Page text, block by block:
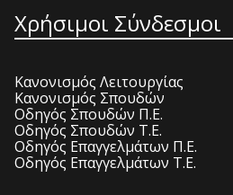
Χρήσιμοι Σύνδεσμοι
Κανονισμός Λειτουργίας
Κανονισμός Σπουδών
Οδηγός Σπουδών Π.Ε.
Οδηγός Σπουδών Τ.Ε.
Οδηγός Επαγγελμάτων Π.Ε.
Οδηγός Επαγγελμάτων Τ.Ε.